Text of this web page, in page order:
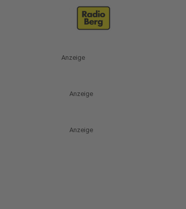
Anzeige
Anzeige
Anzeige